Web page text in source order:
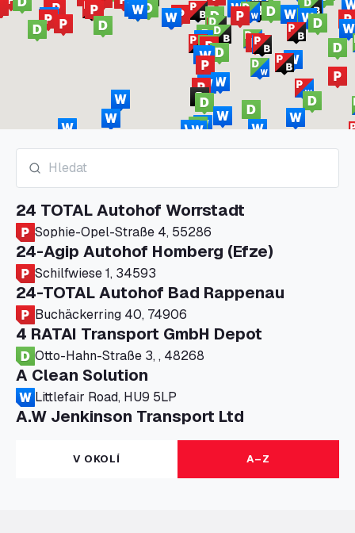
24 TOTAL Autohof Worrstadt
Sophie-Opel-Straße 4, 55286
24-Agip Autohof Homberg (Efze)
Schilfwiese 1, 34593
24-TOTAL Autohof Bad Rappenau
Buchäckerring 40, 74906
4 RATAI Transport GmbH Depot
Otto-Hahn-Straße 3, , 48268
A Clean Solution
Littlefair Road, HU9 5LP
A.W Jenkinson Transport Ltd
Progress House, ME11 5GA
A+G Nettetal - Depot Parking
Am Panneschopp 7, 41334
V OKOLÍ A–Z